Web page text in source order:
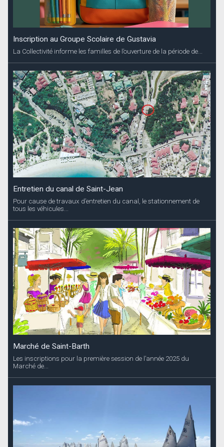
Inscription au Groupe Scolaire de Gustavia
La Collectivité informe les familles de l’ouverture de la période de...
Entretien du canal de Saint-Jean
Pour cause de travaux d’entretien du canal, le stationnement de
tous les véhicules...
Marché de Saint-Barth
Les inscriptions pour la première session de l’année 2025 du
Marché de...